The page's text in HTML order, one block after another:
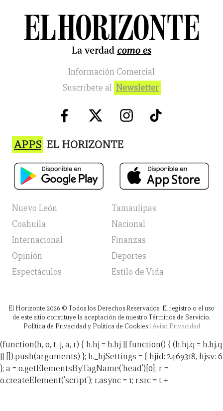
Información Comercial
Suscribete al Newsletter
APPS EL HORIZONTE
Nuevo León
Tamaulipas
Coahuila
Nacional
Internacional
Finanzas
Opinión
Deportes
Espectáculos
Estilo de Vida
El Horizonte 2026 © Todos los Derechos Reservados. El registro o el uso
de este sitio constituye la aceptación de nuestro Términos de Servicio,
Política de Privacidad y Política de Cookies | Aviso Privacidad
(function(h, o, t, j, a, r) { h.hj = h.hj || function() { (h.hj.q = h.hj.q
|| []).push(arguments) }; h._hjSettings = { hjid: 2469318, hjsv: 6
}; a = o.getElementsByTagName('head')[0]; r =
o.createElement('script'); r.async = 1; r.src = t +